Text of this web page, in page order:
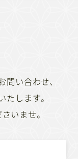
い合わせ、
します。
いませ。